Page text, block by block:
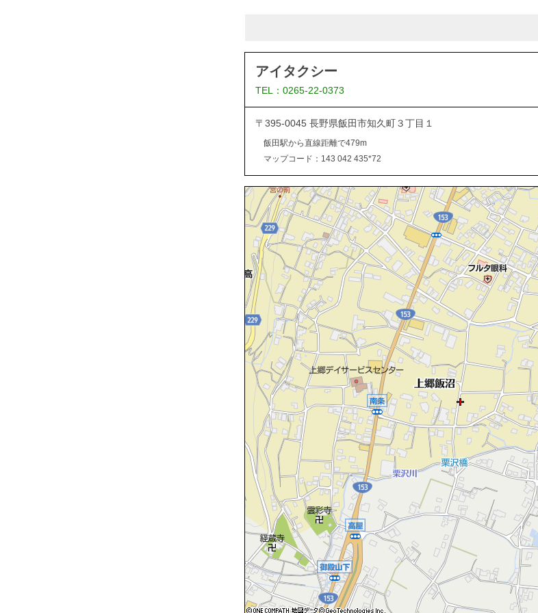
アイタクシー
TEL：0265-22-0373
〒395-0045 長野県飯田市知久町３丁目１
飯田駅から直線距離で479m
マップコード：143 042 435*72